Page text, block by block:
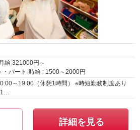
給 321000円～
・パート-時給 : 1500～2000円
給 :
1500～ 2000円
（休憩1時間） ※時短勤務制度あり
1…
詳細を見る